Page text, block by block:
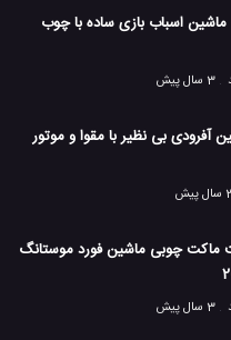
اسباب بازی ساده با چوب
3 سال پیش
آفرودی بی نظیر با مقوا و موتور
پیش
چوبی ماشین فورد موستانگ
3 سال پیش